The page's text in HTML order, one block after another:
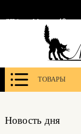
СПб, ул. Марата 12
ТОВАРЫ
Новость дня